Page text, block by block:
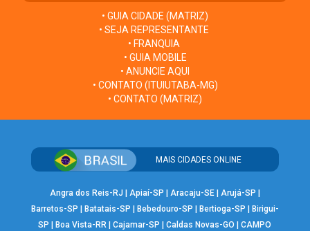
• GUIA CIDADE (MATRIZ)
• SEJA REPRESENTANTE
• FRANQUIA
• GUIA MOBILE
• ANUNCIE AQUI
• CONTATO (ITUIUTABA-MG)
• CONTATO (MATRIZ)
MAIS CIDADES ONLINE
Angra dos Reis-RJ Apiaí-SP Aracaju-SE| Arujá-SP
Barretos-SP
Batatais-SP Bebedouro-SP Bertioga-SP
Birigui-
SP
Boa Vista-RR |Cajamar-SP |Caldas Novas-GO |CAMPO